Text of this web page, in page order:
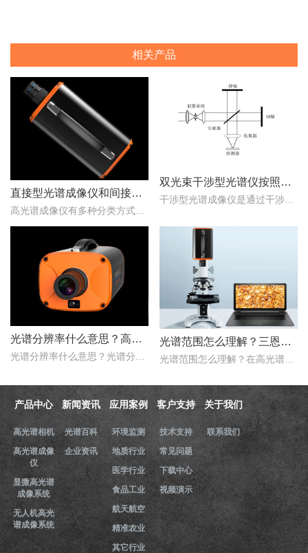
相关产品
直接型光谱成像仪和间接型光谱成像仪区别
高光谱成像仪有多种分类方式，按照重构理论分类，可以分为直接型光谱成像仪和间接型光谱成像仪。那么，直接型光谱成像仪和间接型光谱成像仪什么区别？下文对直接型光谱成像..
双光束干涉型光谱仪按照调制方式不同可分为哪些类型？
干涉型光谱成像仪是通过干涉元件和焦平面探测器对目标场景进行成像，干涉光谱成像技术主要包括双光束干涉型和多光束干涉型两种。那么，双光束干涉型光谱仪按照调制方式不同..
光谱分辨率什么意思？高光谱成像仪光谱分辨率范围多少？
光谱分辨率什么意思？光谱分辨率是评价高光谱成像仪性能的一个重要的指标，只是探测器在波长色散的方向，光谱仪器达到光谱响应峰值的半时，这两个波长之间的波长宽度。那么..
光谱范围怎么理解？三恩时高光谱成像仪光谱范围是多少nm？
产品中心
高光谱相机
高光谱成像
仪
显微高光谱
成像系统
无人机高光
谱成像系统
新闻资讯
光谱百科
企业资讯
应用案例
环境监测
地质行业
医学行业
食品工业
航天航空
精准农业
其它行业
客户支持
技术支持
常见问题
下载中心
视频演示
关于我们
联系我们